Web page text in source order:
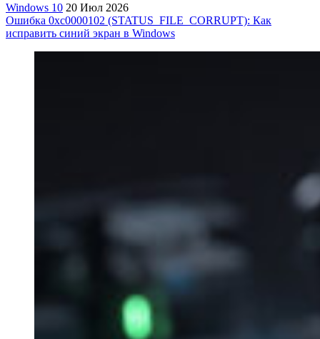
Windows 10 20 Июл 2026
Ошибка 0xc0000102 (STATUS_FILE_CORRUPT): Как
исправить синий экран в Windows